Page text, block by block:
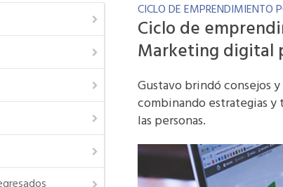
CICLO DE EMPRENDIMIENTO
Ciclo de
Marketing digital
Gustavo brindó consejos
combinando estrategias
las personas.